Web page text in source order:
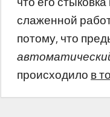
слаженной
потому, что
происходило в